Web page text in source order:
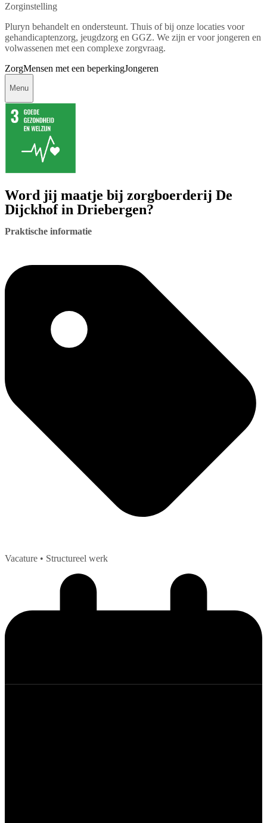
Zorginstelling
Pluryn behandelt en ondersteunt. Thuis of bij onze locaties voor
gehandicaptenzorg, jeugdzorg en GGZ. We zijn er voor jongeren en
volwassenen met een complexe zorgvraag.
ZorgMensen met een beperkingJongeren
Menu
Word jij maatje bij zorgboerderij De
Dijckhof in Driebergen?
Praktische informatie
Vacature • Structureel werk